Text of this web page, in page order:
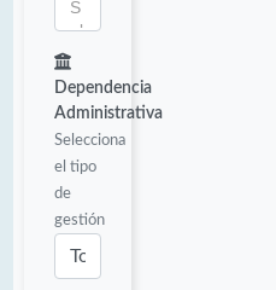
Dependencia
Administrativa
Selecciona
el tipo
de
gestión